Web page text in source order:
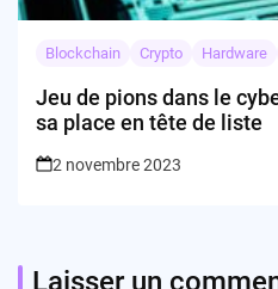
Blockchain Crypto Hardware
Jeu de pions dans le
sa place en tête de liste
2 novembre 2023
Laisser un